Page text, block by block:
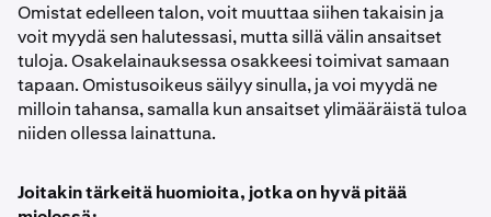
Omistat edelleen talon, voit muuttaa siihen takaisin ja
voit myydä sen halutessasi, mutta sillä välin ansaitset
tuloja. Osakelainauksessa osakkeesi toimivat samaan
tapaan. Omistusoikeus säilyy sinulla, ja voi myydä ne
milloin tahansa, samalla kun ansaitset ylimääräistä tuloa
niiden ollessa lainattuna.
Joitakin tärkeitä huomioita, jotka on hyvä pitää